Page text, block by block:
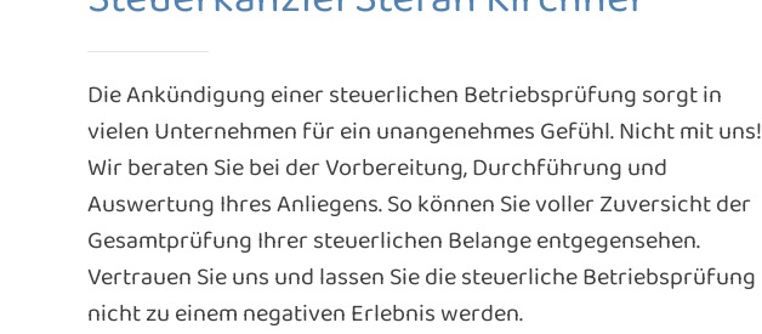
Die Ankündigung einer steuerlichen Betriebsprüfung sorgt in
vielen Unternehmen für ein unangenehmes Gefühl. Nicht mit uns!
Wir beraten Sie bei der Vorbereitung, Durchführung und
Auswertung Ihres Anliegens. So können Sie voller Zuversicht der
Gesamtprüfung Ihrer steuerlichen Belange entgegensehen.
Vertrauen Sie uns und lassen Sie die steuerliche Betriebsprüfung
nicht zu einem negativen Erlebnis werden.